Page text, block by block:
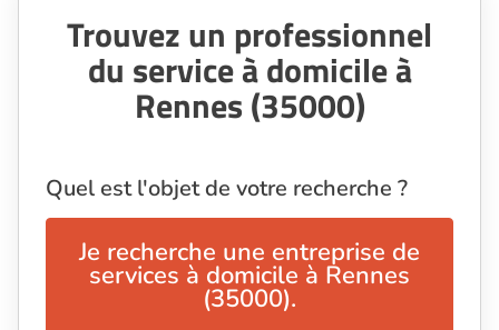
Trouvez un professionnel
du service à domicile à
Rennes (35000)
Quel est l'objet de votre recherche ?
Je recherche une entreprise de
services à domicile à Rennes
(35000).